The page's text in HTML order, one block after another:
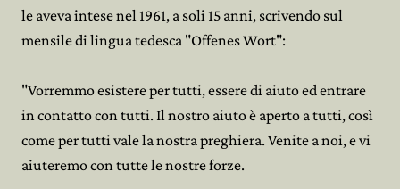
le aveva intese nel 1961, a soli 15 anni, scrivendo sul
mensile di lingua tedesca "Offenes Wort":
"Vorremmo esistere per tutti, essere di aiuto ed entrare
in contatto con tutti. Il nostro aiuto è aperto a tutti, così
come per tutti vale la nostra preghiera. Venite a noi, e vi
aiuteremo con tutte le nostre forze.